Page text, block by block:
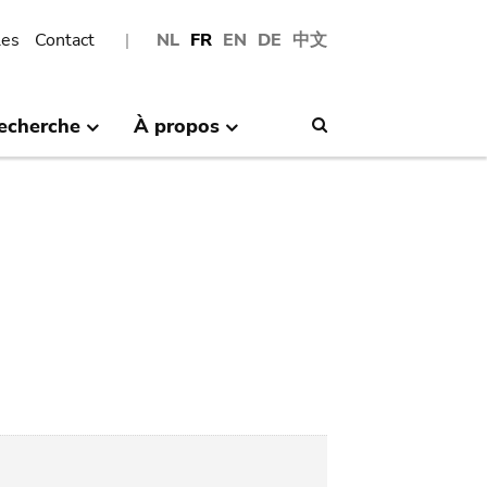
NL FR EN DE 中文
Contact
À propos